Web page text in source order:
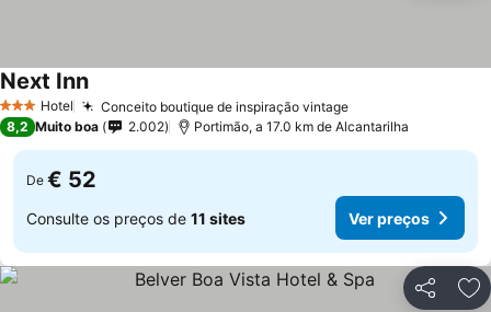
3 EstrelasHotel Conceito boutique de inspiração vintageVer preços
Next InnVer preços
8,2 Muito boa 2.002 Portimão, a 17.0 km de Alcantarilha
De € 52
Consulte os preços de 11 sites Ver preços
Partilhar